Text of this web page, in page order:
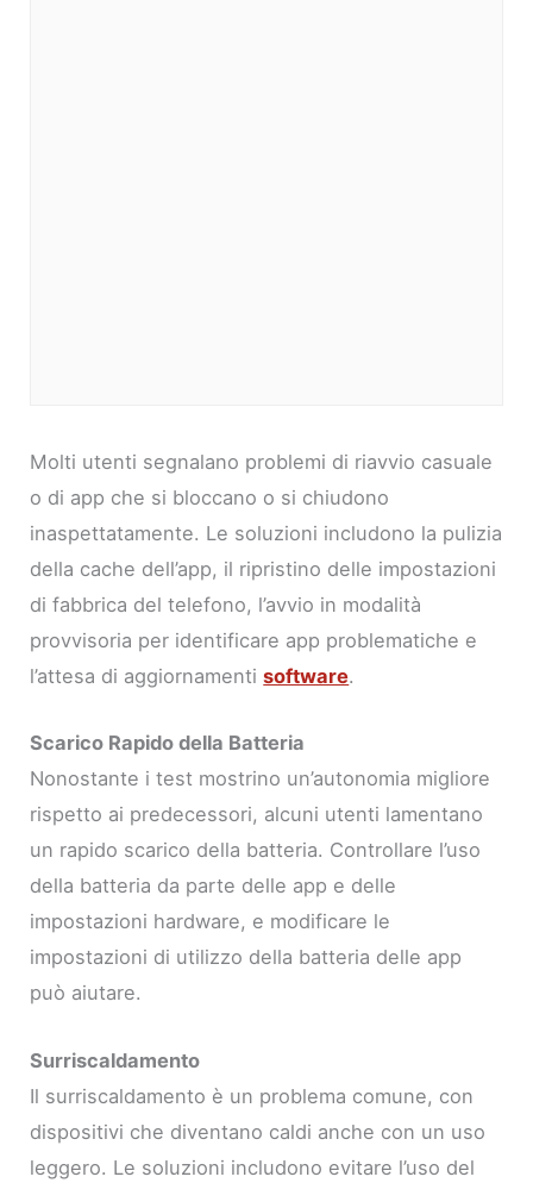
Molti utenti segnalano problemi di riavvio casuale
o di app che si bloccano o si chiudono
inaspettatamente. Le soluzioni includono la pulizia
della cache dell’app, il ripristino delle impostazioni
di fabbrica del telefono, l’avvio in modalità
provvisoria per identificare app problematiche e
l’attesa di aggiornamentisoftware.
Scarico Rapido della Batteria
Nonostante i test mostrino un’autonomia migliore
rispetto ai predecessori, alcuni utenti lamentano
un rapido scarico della batteria. Controllare l’uso
della batteria da parte delle app e delle
impostazioni hardware, e modificare le
impostazioni di utilizzo della batteria delle app
può aiutare.
Surriscaldamento
Il surriscaldamento è un problema comune, con
dispositivi che diventano caldi anche con un uso
leggero. Le soluzioni includono evitare l’uso del